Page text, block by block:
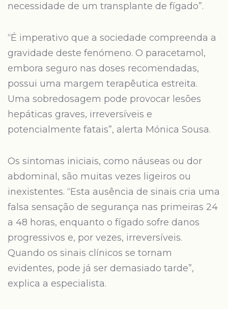
necessidade de um transplante de fígado”.
“É imperativo que a sociedade compreenda a
gravidade deste fenómeno. O paracetamol,
embora seguro nas doses recomendadas,
possui uma margem terapêutica estreita.
Uma sobredosagem pode provocar lesões
hepáticas graves, irreversíveis e
potencialmente fatais”, alerta Mónica Sousa.
Os sintomas iniciais, como náuseas ou dor
abdominal, são muitas vezes ligeiros ou
inexistentes. “Esta ausência de sinais cria uma
falsa sensação de segurança nas primeiras 24
a 48 horas, enquanto o fígado sofre danos
progressivos e, por vezes, irreversíveis.
Quando os sinais clínicos se tornam
evidentes, pode já ser demasiado tarde”,
explica a especialista.